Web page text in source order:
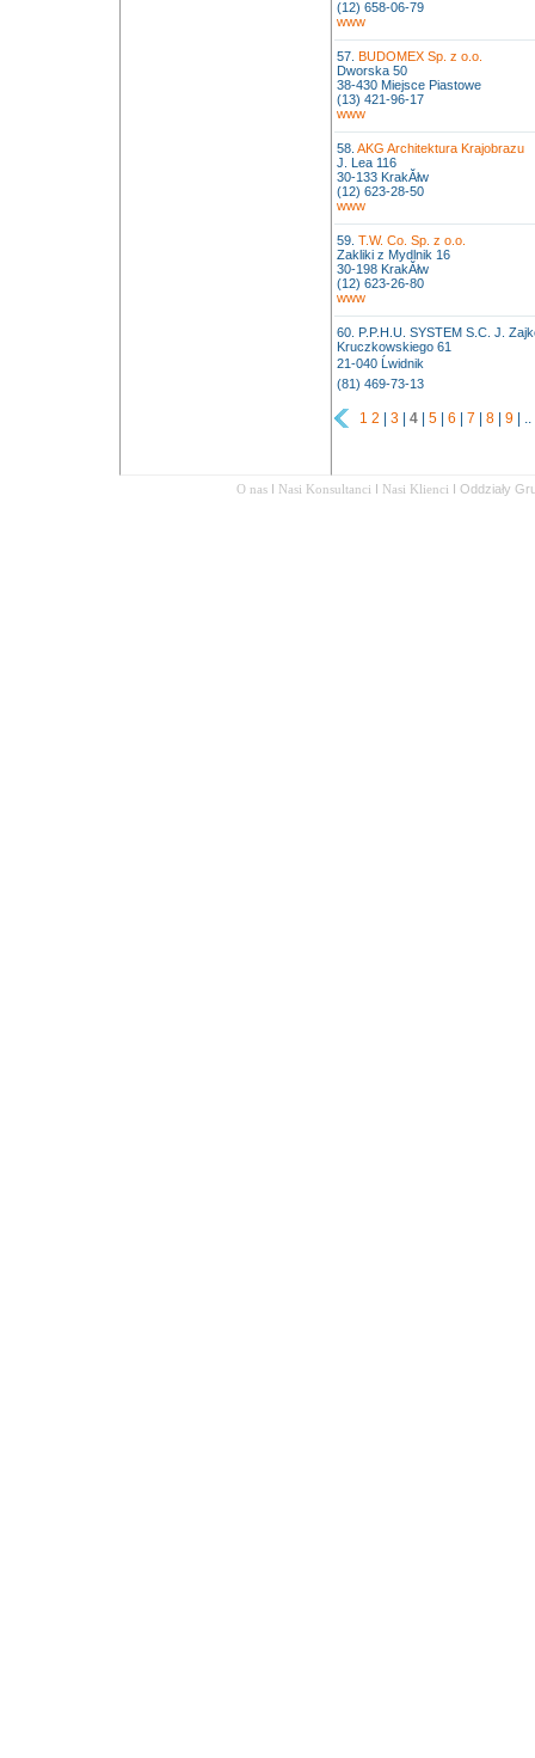
(12) 658-06-79
www
57. BUDOMEX Sp. z o.o.
Dworska 50
38-430 Miejsce Piastowe
(13) 421-96-17
www
58. AKG Architektura Krajobrazu
J. Lea 116
30-133 KrakĂłw
(12) 623-28-50
www
59. T.W. Co. Sp. z o.o.
Zakliki z Mydlnik 16
30-198 KrakĂłw
(12) 623-26-80
www
60. P.P.H.U. SYSTEM S.C. J.
Kruczkowskiego 61
21-040 Ĺwidnik
(81) 469-73-13
1 2 | 3 | 4 | 5 | 6 | 7 | 8 | 9 | ..
O nas I Nasi Konsultanci I Nasi Klienci I Oddziały